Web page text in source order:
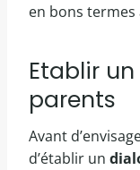
en bons termes
Etablir
parents
Avant
d’établir un